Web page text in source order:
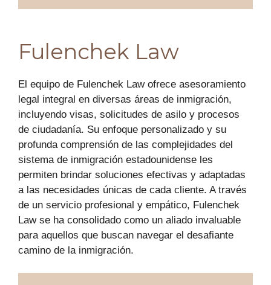
Fulenchek Law
El equipo de Fulenchek Law ofrece asesoramiento
legal integral en diversas áreas de inmigración,
incluyendo visas, solicitudes de asilo y procesos
de ciudadanía. Su enfoque personalizado y su
profunda comprensión de las complejidades del
sistema de inmigración estadounidense les
permiten brindar soluciones efectivas y adaptadas
a las necesidades únicas de cada cliente. A través
de un servicio profesional y empático, Fulenchek
Law se ha consolidado como un aliado invaluable
para aquellos que buscan navegar el desafiante
camino de la inmigración.